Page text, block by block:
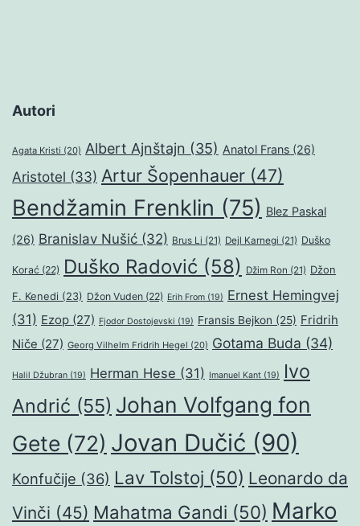
Autori
Agata Kristi (20) Albert Ajnštajn (35) Anatol Frans (26)
Aristotel (33) Artur Šopenhauer (47)
Bendžamin Frenklin (75) Blez Paskal
(26) Branislav Nušić (32) Brus Li (21) Dejl Karnegi (21) Duško
Korać (22) Duško Radović (58) Džim Ron (21) Džon
F. Kenedi (23) Džon Vuden (22) Erih From (19) Ernest Hemingvej
(31) Ezop (27) Fjodor Dostojevski (19) Fransis Bejkon (25) Fridrih
Niče (27) Georg Vilhelm Fridrih Hegel (20) Gotama Buda (34)
Halil Džubran (19) Herman Hese (31) Imanuel Kant (19)
Ivo
Andrić (55) Johan Volfgang fon
Gete (72) Jovan Dučić (90)
Konfučije (36) Lav Tolstoj (50) Leonardo da
Vinči (45) Mahatma Gandi (50) Marko